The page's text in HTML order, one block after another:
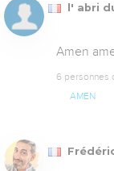
l' abri
Amen
6 personnes
AMEN